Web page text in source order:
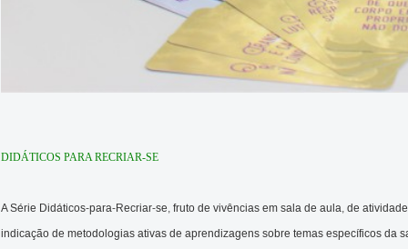
DIDÁTICOS PARA RECRIAR-SE
A Série Didáticos-para-Recriar-se, fruto de vivências em sala de aula, de
indicação de metodologias ativas de aprendizagens sobre temas específicos